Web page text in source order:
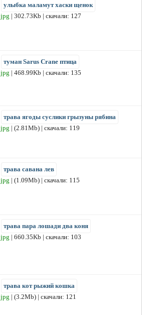
улыбка маламут хаски щенок
jpg | 302.73Kb | скачали: 127
туман Sarus Crane птица
jpg | 468.99Kb | скачали: 135
трава ягоды суслики грызуны рябина
jpg | (2.81Mb) | скачали: 119
трава савана лев
jpg | (1.09Mb) | скачали: 115
трава пара лошади два коня
jpg | 660.35Kb | скачали: 103
трава кот рыжий кошка
jpg | (3.2Mb) | скачали: 121